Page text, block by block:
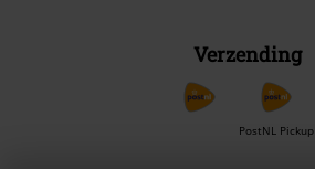
Verzending
PostNL Pickup